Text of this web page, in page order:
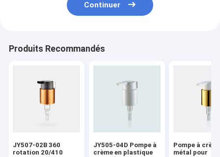
Continuer
Produits Recommandés
JY507-02B 360
rotation 20/410
JY505-04D Pompe à
crème en plastique
Pompe à
métal pour